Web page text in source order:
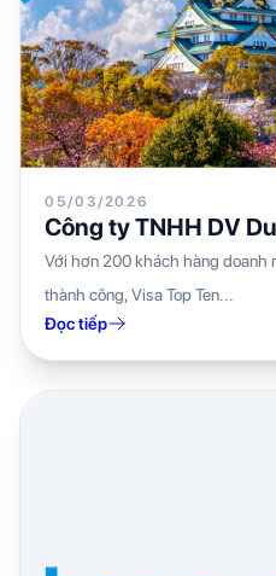
05/03/2026
Công ty TNHH DV
Với hơn 200 khách hàng doanh
thành công, Visa Top Ten...
Đọc tiếp